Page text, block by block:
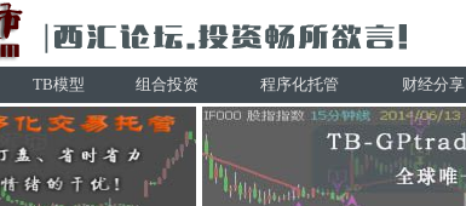
TB模型 组合投资 程序化托管 财经分享